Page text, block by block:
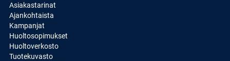
Asiakastarinat
Ajankohtaista
Kampanjat
Huoltosopimukset
Huoltoverkosto
Tuotekuvasto